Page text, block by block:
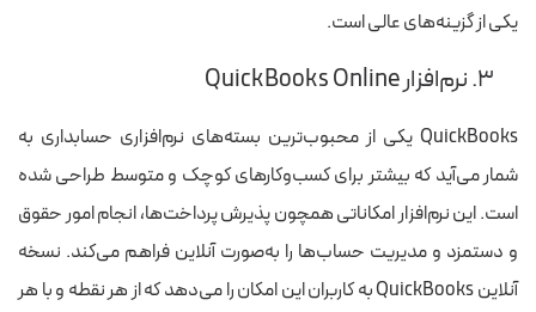
یکی از گزینه‌های عالی است.
۳. نرم‌افزار QuickBooks Online
QuickBooks یکی از محبوب‌ترین بسته‌های نرم‌افزاری حسابداری به
شمار می‌آید که بیشتر برای کسب‌وکارهای کوچک و متوسط طراحی شده
است. این نرم‌افزار امکاناتی همچون پذیرش پرداخت‌ها، انجام امور حقوق
و دستمزد و مدیریت حساب‌ها را به‌صورت آنلاین فراهم می‌کند. نسخه
آنلاین QuickBooks به کاربران این امکان را می‌دهد که از هر نقطه و با هر